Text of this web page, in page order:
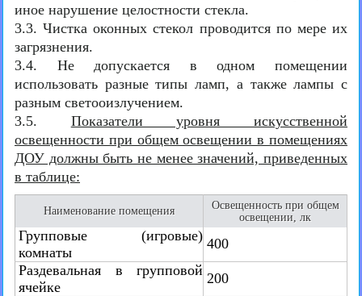
иное нарушение целостности стекла.
3.3. Чистка оконных стекол проводится по мере их
загрязнения.
3.4. Не допускается в одном помещении
использовать разные типы ламп, а также лампы с
разным светооизлучением.
3.5. Показатели уровня искусственной
освещенности при общем освещении в помещениях
ДОУ должны быть не менее значений, приведенных
в таблице:
Наименование помещения
Освещенность при общем
освещении, лк
Групповые (игровые)
комнаты
400
Раздевальная в групповой
ячейке
200